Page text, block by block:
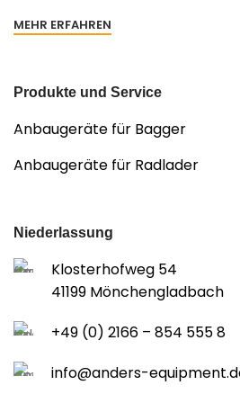
MEHR ERFAHREN
Produkte und Service
Anbaugeräte für Bagger
Anbaugeräte für Radlader
Niederlassung
Klosterhofweg 54
41199 Mönchengladbach
+49 (0) 2166 – 854 555 8
info@anders-